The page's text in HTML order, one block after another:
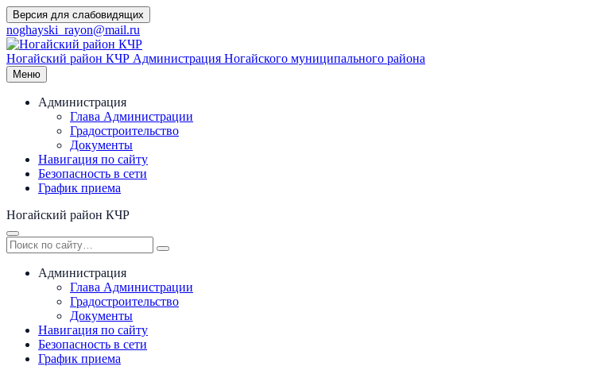
Перейти
к
содержимому
Версия для слабовидящих
noghayski_rayon@mail.ru
Ногайский район КЧР Администрация Ногайского муниципального района
Меню
Администрация
Глава Администрации
Градостроительство
Документы
Навигация по сайту
Безопасность в сети
График приема
Ногайский район КЧР
Администрация
Глава Администрации
Градостроительство
Документы
Навигация по сайту
Безопасность в сети
График приема